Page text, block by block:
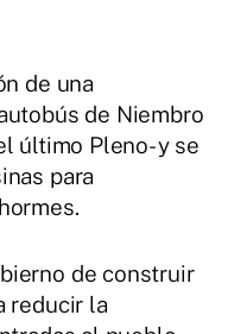
de una
de Niembro
último Pleno- y se
para
de construir
reducir la